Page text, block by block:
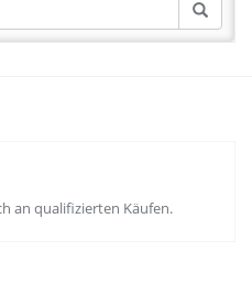
an qualifizierten Käufen.